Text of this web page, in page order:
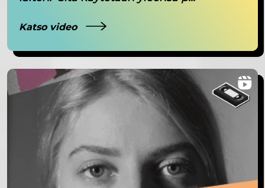
Katso video